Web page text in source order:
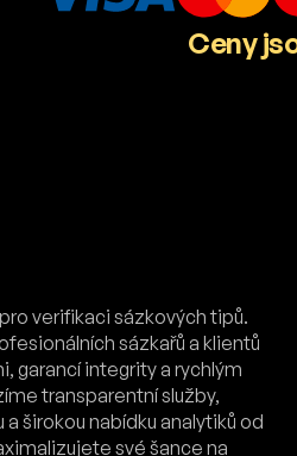
Ceny
verifikaci sázkových tipů.
sázkařů a klientů
garancí integrity a rychlým
transparentní služby,
širokou nabídku analytiků od
své šance na